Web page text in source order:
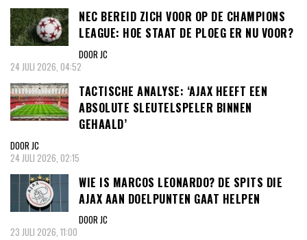
NEC BEREID ZICH VOOR OP DE CHAMPIONS
LEAGUE: HOE STAAT DE PLOEG ER NU VOOR?
DOOR JC
24 JULI 2026, 04:52
TACTISCHE ANALYSE: ‘AJAX HEEFT EEN
ABSOLUTE SLEUTELSPELER BINNEN
GEHAALD’
DOOR JC
24 JULI 2026, 02:15
WIE IS MARCOS LEONARDO? DE SPITS DIE
AJAX AAN DOELPUNTEN GAAT HELPEN
DOOR JC
23 JULI 2026, 11:00